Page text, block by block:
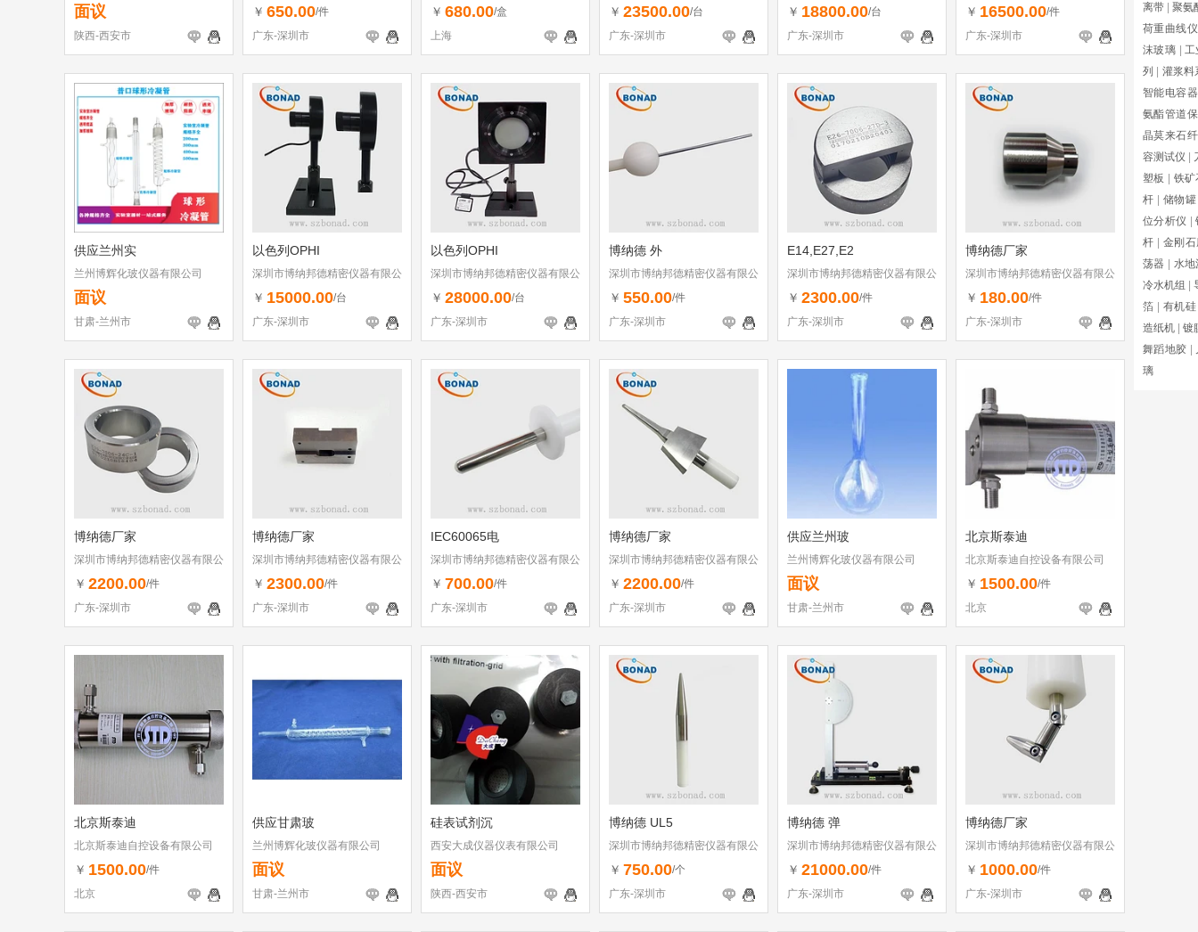
面议
陕西-西安市
司
￥ 650.00/件
广东-深圳市
￥ 680.00/盒
上海
司
￥ 23500.00/台
广东-深圳市
司
￥ 18800.00/台
广东-深圳市
司
￥ 16500.00/件
广东-深圳市
供应兰州实
兰州博辉化玻仪器有限公司
面议
甘肃-兰州市
以色列OPHI
深圳市博纳邦德精密仪器有限公
司
￥ 15000.00/台
广东-深圳市
以色列OPHI
深圳市博纳邦德精密仪器有限公
司
￥ 28000.00/台
广东-深圳市
博纳德 外
深圳市博纳邦德精密仪器有限公
司
￥ 550.00/件
广东-深圳市
E14,E27,E2
深圳市博纳邦德精密仪器有限公
司
￥ 2300.00/件
广东-深圳市
博纳德厂家
深圳市博纳邦德精密仪器有限公
司
￥ 180.00/件
广东-深圳市
博纳德厂家
深圳市博纳邦德精密仪器有限公
司
￥ 2200.00/件
广东-深圳市
博纳德厂家
深圳市博纳邦德精密仪器有限公
司
￥ 2300.00/件
广东-深圳市
IEC60065电
深圳市博纳邦德精密仪器有限公
司
￥ 700.00/件
广东-深圳市
博纳德厂家
深圳市博纳邦德精密仪器有限公
司
￥ 2200.00/件
广东-深圳市
供应兰州玻
兰州博辉化玻仪器有限公司
面议
甘肃-兰州市
北京斯泰迪
北京斯泰迪自控设备有限公司
￥ 1500.00/件
北京
北京斯泰迪
北京斯泰迪自控设备有限公司
￥ 1500.00/件
北京
供应甘肃玻
兰州博辉化玻仪器有限公司
面议
甘肃-兰州市
硅表试剂沉
西安大成仪器仪表有限公司
面议
陕西-西安市
博纳德 UL5
深圳市博纳邦德精密仪器有限公
司
￥ 750.00/个
广东-深圳市
博纳德 弹
深圳市博纳邦德精密仪器有限公
司
￥ 21000.00/件
广东-深圳市
博纳德厂家
深圳市博纳邦德精密仪器有限公
司
￥ 1000.00/件
广东-深圳市
离带
聚氨
荷重曲线仪
沫玻璃
工
列
灌浆料
智能电容器
氨酯管道
晶莫来石
容测试仪
塑板
铁
杆
储物罐
位分析仪
杆
金刚
荡器
水
冷水机组
箔
有机硅
造纸机
镀
舞蹈地胶
璃